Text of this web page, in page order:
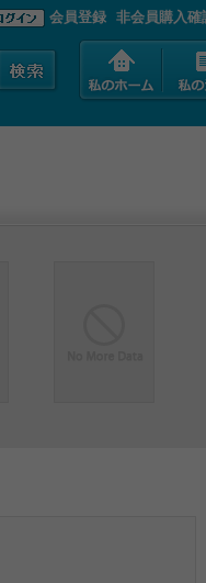
会員登録 非会員購入確